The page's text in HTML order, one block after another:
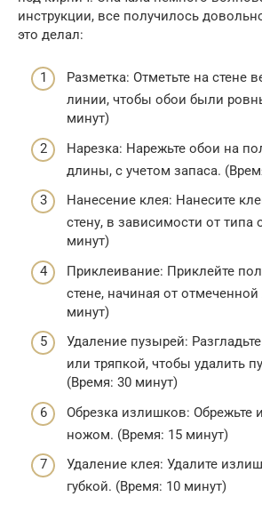
инструкции, все получилось
это делал:
Разметка: Отметьте на стене
линии, чтобы обои были
минут)
Нарезка: Нарежьте обои на
длины, с учетом запаса.
Нанесение клея: Нанесите
стену, в зависимости от типа
минут)
Приклеивание: Приклейте
стене, начиная от
минут)
Удаление пузырей:
или тряпкой, чтобы удалить
(Время: 30 минут)
Обрезка излишков: Обрежьте
ножом. (Время: 15 минут)
Удаление клея: Удалите
губкой. (Время: 10 минут)